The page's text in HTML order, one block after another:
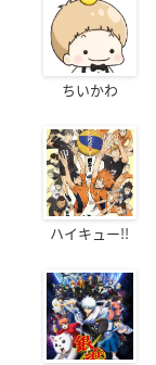
ちいかわ
ハイキュー!!